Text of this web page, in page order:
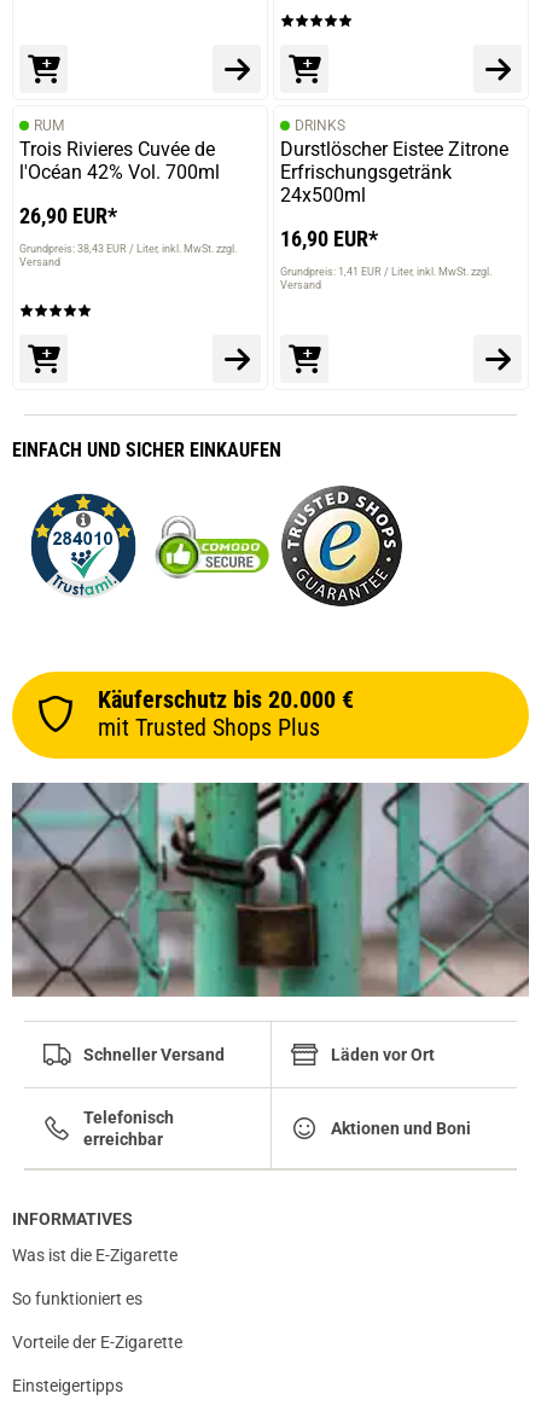
RUM
Trois Rivieres Cuvée de
l'Océan 42% Vol. 700ml
26,90 EUR*
Grundpreis: 38,43 EUR / Liter inkl. MwSt. zzgl.
Versand
DRINKS
Durstlöscher Eistee Zitrone
Erfrischungsgetränk
24x500ml
16,90 EUR*
Grundpreis: 1,41 EUR / Liter inkl. MwSt. zzgl.
Versand
EINFACH UND SICHER EINKAUFEN
Käuferschutz bis 20.000 €
mit Trusted Shops Plus
Schneller Versand Läden vor Ort
Telefonisch
erreichbar
Aktionen und Boni
INFORMATIVES
Was ist die E-Zigarette
So funktioniert es
Vorteile der E-Zigarette
Einsteigertipps